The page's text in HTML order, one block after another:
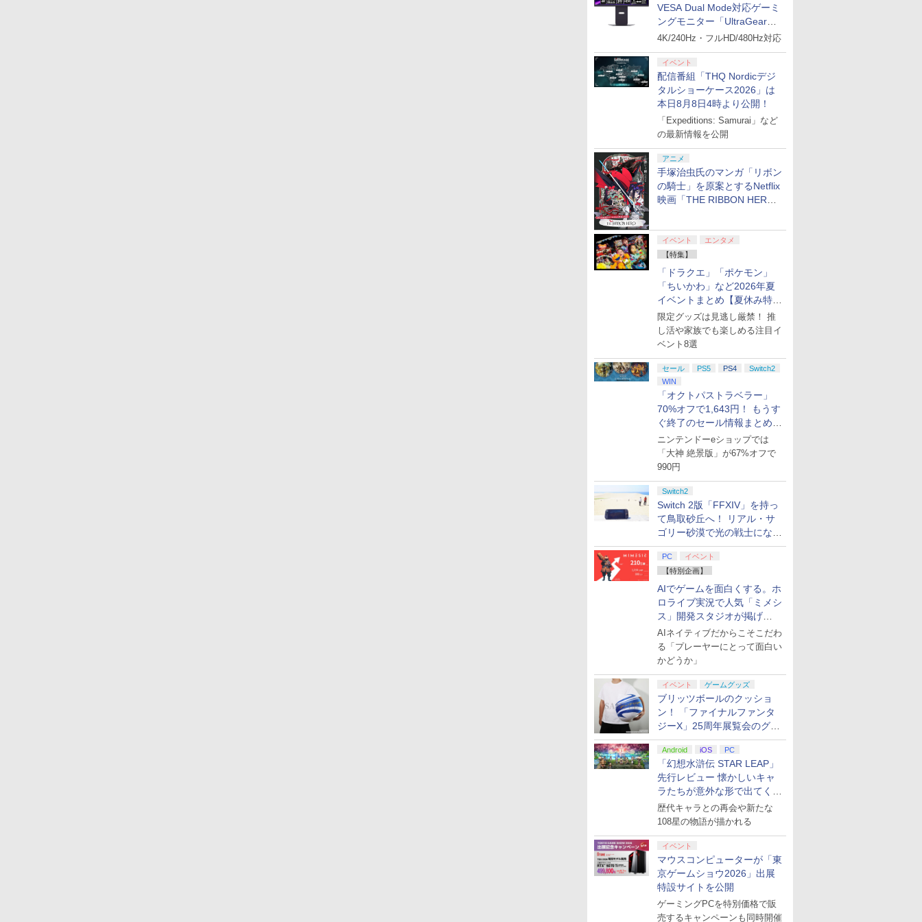
VESA Dual Mode対応ゲーミ
ングモニター「UltraGear
27G850A-B」がお買い得！
4K/240Hz・フルHD/480Hz対応
イベント
配信番組「THQ Nordicデジ
タルショーケース2026」は
本日8月8日4時より公開！
「Expeditions: Samurai」など
の最新情報を公開
アニメ
手塚治虫氏のマンガ「リボン
の騎士」を原案とするNetflix
映画「THE RIBBON HERO
イベント
エンタメ
【特集】
「ドラクエ」「ポケモン」
「ちいかわ」など2026年夏
イベントまとめ【夏休み特
集】
限定グッズは見逃し厳禁！ 推
し活や家族でも楽しめる注目イ
ベント8選
セール PS5 PS4
Switch2
WIN
「オクトパストラベラー」
70%オフで1,643円！ もうす
ぐ終了のセール情報まとめ
【8月8日更新】
ニンテンドーeショップでは
「大神 絶景版」が67%オフで
990円
Switch2
Switch 2版「FFXIV」を持っ
て鳥取砂丘へ！ リアル・サ
ゴリー砂漠で光の戦士になっ
てみた
PC
イベント
【特別企画】
AIでゲームを面白くする。ホ
ロライブ実況で人気「ミメシ
ス」開発スタジオが掲げ
る“AI活用の信念”とは？【講
演レポート】
AIネイティブだからこそこだわ
る「プレーヤーにとって面白い
かどうか」
イベント ゲームグッズ
ブリッツボールのクッショ
ン！ 「ファイナルファンタ
ジーX」25周年展覧会のグッ
ズ情報が公開
Android iOS PC
「幻想水滸伝 STAR LEAP」
先行レビュー 懐かしいキャ
ラたちが意外な形で出てくる
シリーズ完全新作！
歴代キャラとの再会や新たな
108星の物語が描かれる
イベント
マウスコンピューターが「東
京ゲームショウ2026」出展
特設サイトを公開
ゲーミングPCを特別価格で販
売するキャンペーンも同時開催